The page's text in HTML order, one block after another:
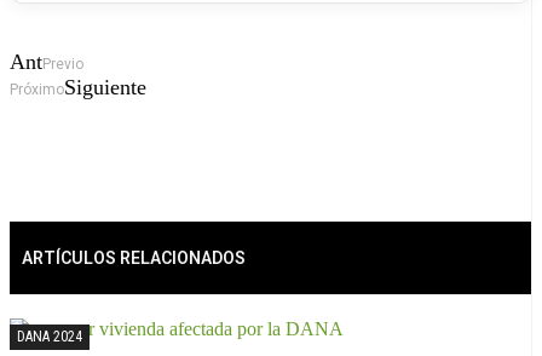
AntPrevio
PróximoSiguiente
ARTÍCULOS RELACIONADOS
DANA 2024